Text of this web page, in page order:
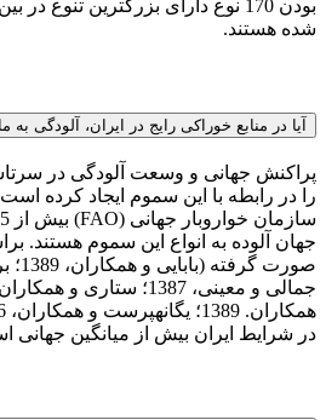
بودن 170 نوع دارای بزرگ­ترین تنوع
شده هستند.
آیا در منابع خوراکی رایج در ایران، آلودگی به
پراکنش جهانی و وسعت آلودگی در
را در رابطه با این سموم ایجاد کرده
جهان آلوده به انواع این سموم هستند.
در شرایط ایران بیش از میانگین جهانی